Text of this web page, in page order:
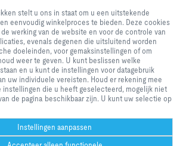
van mijn gegevens volgens de TROX privacy
Leverings- en betalingsvoorwaarden
bieden. Deze cookies zijn
noodzakelijk voor de werking van
de website en voor de controle
van onze diensten en applicaties,
evenals degenen die uitsluitend
worden gebruikt voor statistische
doeleinden, voor
gemaksinstellingen of om
gepersonaliseerde inhoud weer te
geven. U kunt beslissen welke
kunt de instellingen voor
datagebruik aanpassen op basis
van uw individuele vereisten.
stelt u ons in staat om u een uitstekende
eenvoudig winkelproces te bieden. Deze cookies
werking van de website en voor de controle van
evenals degenen die uitsluitend worden
doeleinden, voor gemaksinstellingen of om
weer te geven. U kunt beslissen welke
en u kunt de instellingen voor datagebruik
uw individuele vereisten. Houd er rekening mee
instellingen die u heeft geselecteerd, mogelijk niet
de pagina beschikbaar zijn. U kunt uw selectie op
Instellingen aanpassen